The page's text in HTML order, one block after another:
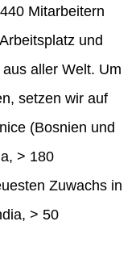
Mitarbeitern
und
aller Welt. Um
setzen wir auf
(Bosnien und
> 180
Zuwachs in
> 50